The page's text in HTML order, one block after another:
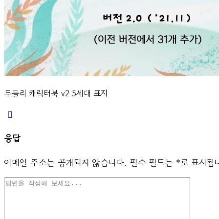
두들리 캐릭터북 v2 5세대 표지
응답
이메일 주소는 공개되지 않습니다. 필수 필드는 *로 표시됩